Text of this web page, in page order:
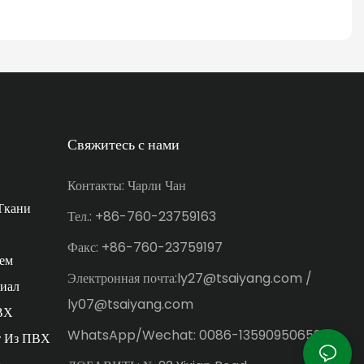
Из ПВХ
Свяжитесь с нами
Контакты: Чарли Чан
Тел.: +86-760-23759163
Факс: +86-760-23759197
Электронная почта:ly27@tsaiyang.com /
ly07@tsaiyang.com
WhatsApp/Wechat: 0086-13590950659